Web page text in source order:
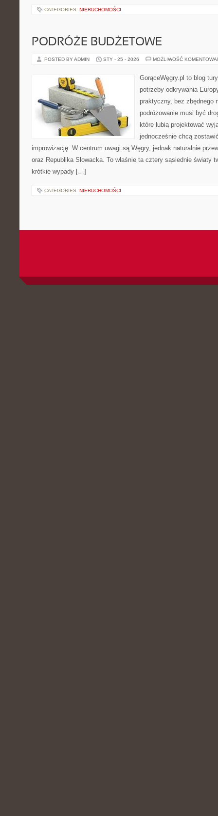
CATEGORIES: NIERUCHOMOŚCI
PODRÓŻE BUDŻETOWE
POSTED BY ADMIN STY - 25 - 2026 MOŻLIWOŚĆ
GorąceWęgry.pl to blog
potrzeby odkrywania
praktyczny, bez zbędnego
podróżowanie musi być
które lubią projektować
jednocześnie chcą
improwizację. W centrum uwagi są Węgry, jednak naturalnie
oraz Republika Słowacka. To właśnie ta cztery sąsiednie światy
krótkie wypady […]
CATEGORIES: NIERUCHOMOŚCI